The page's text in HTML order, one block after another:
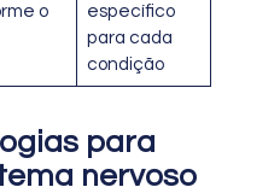
o
específico
para cada
condição
para
nervoso